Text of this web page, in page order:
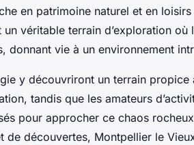
en patrimoine naturel et en
véritable terrain d’exploration où
donnant vie à un environnement
y découvriront un terrain propice
tandis que les amateurs
pour approcher ce chaos
de découvertes, Montpellier le